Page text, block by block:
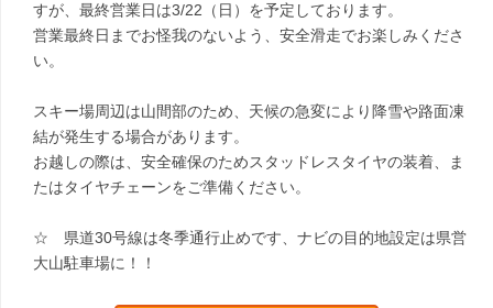
すが、最終営業日は3/22（日）を予定しております。
営業最終日までお怪我のないよう、安全滑走でお楽しみくださ
い。
スキー場周辺は山間部のため、天候の急変により降雪や路面凍
結が発生する場合があります。
お越しの際は、安全確保のためスタッドレスタイヤの装着、ま
たはタイヤチェーンをご準備ください。
☆ 県道30号線は冬季通行止めです、ナビの目的地設定は県営
大山駐車場に！！